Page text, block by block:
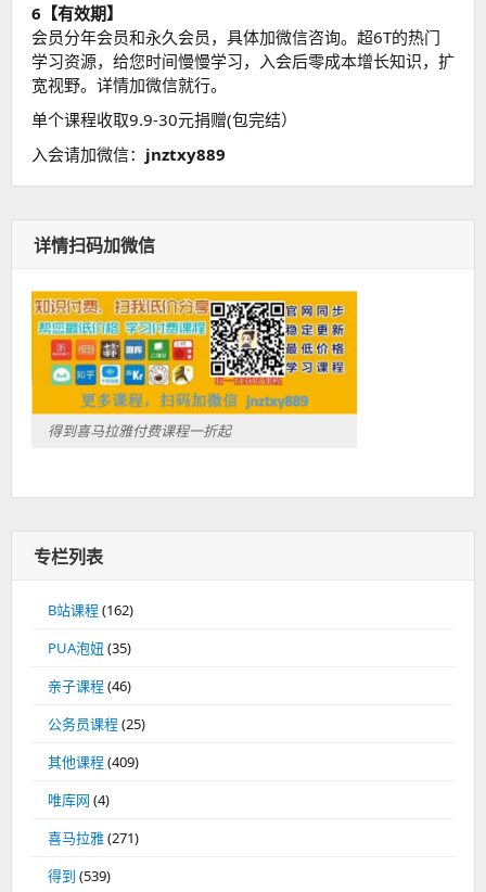
6【有效期】
会员分年会员和永久会员，具体加微信咨询。超6T的热门
学习资源，给您时间慢慢学习，入会后零成本增长知识，扩
宽视野。详情加微信就行。
单个课程收取9.9-30元捐赠(包完结）
入会请加微信： jnztxy889
详情扫码加微信
得到喜马拉雅付费课程一折起
专栏列表
B站课程(162)
PUA泡妞 (35)
亲子课程(46)
公务员课程(25)
其他课程(409)
唯库网 (4)
喜马拉雅(271)
得到 (539)